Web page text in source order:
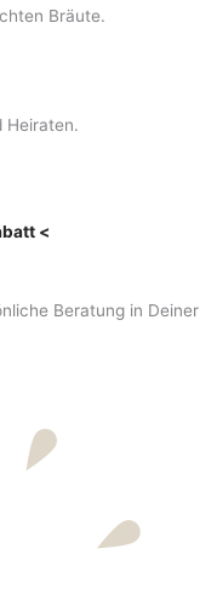
Bräute.
Heiraten.
<
Beratung in Deiner